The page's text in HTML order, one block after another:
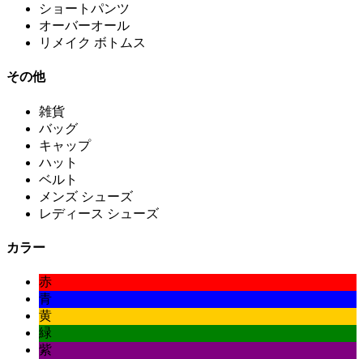
ショートパンツ
オーバーオール
リメイク ボトムス
その他
雑貨
バッグ
キャップ
ハット
ベルト
メンズ シューズ
レディース シューズ
カラー
赤
青
黄
緑
紫